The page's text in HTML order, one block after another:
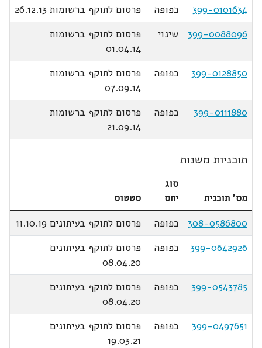
399-0101634
כפופה
פרסום לתוקף ברשומות 26.12.13
399-0088096
שינוי
פרסום לתוקף ברשומות
01.04.14
399-0128850
כפופה
פרסום לתוקף ברשומות
07.09.14
399-0111880
כפופה
פרסום לתוקף ברשומות
21.09.14
תוכניות משנות
מס' תוכנית
סוג
יחס
סטטוס
308-0586800
כפופה
פרסום לתוקף בעיתונים 11.10.19
399-0642926
כפופה
פרסום לתוקף בעיתונים
08.04.20
399-0543785
כפופה
פרסום לתוקף בעיתונים
08.04.20
399-0497651
כפופה
פרסום לתוקף בעיתונים
19.03.21